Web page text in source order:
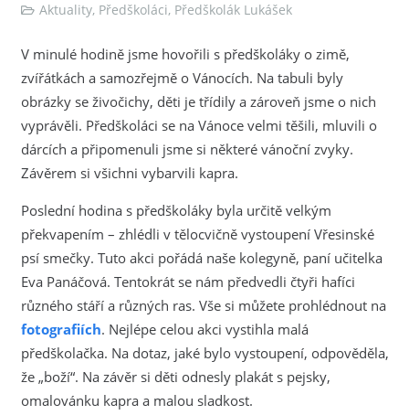
Aktuality, Předškoláci, Předškolák Lukášek
V minulé hodině jsme hovořili s předškoláky o zimě,
zvířátkách a samozřejmě o Vánocích. Na tabuli byly
obrázky se živočichy, děti je třídily a zároveň jsme o nich
vyprávěli. Předškoláci se na Vánoce velmi těšili, mluvili o
dárcích a připomenuli jsme si některé vánoční zvyky.
Závěrem si všichni vybarvili kapra.
Poslední hodina s předškoláky byla určitě velkým
překvapením – zhlédli v tělocvičně vystoupení Vřesinské
psí smečky. Tuto akci pořádá naše kolegyně, paní učitelka
Eva Panáčová. Tentokrát se nám předvedli čtyři hafíci
různého stáří a různých ras. Vše si můžete prohlédnout na
fotografiích. Nejlépe celou akci vystihla malá
předškolačka. Na dotaz, jaké bylo vystoupení, odpověděla,
že „boží“. Na závěr si děti odnesly plakát s pejsky,
omalovánku kapra a malou sladkost.